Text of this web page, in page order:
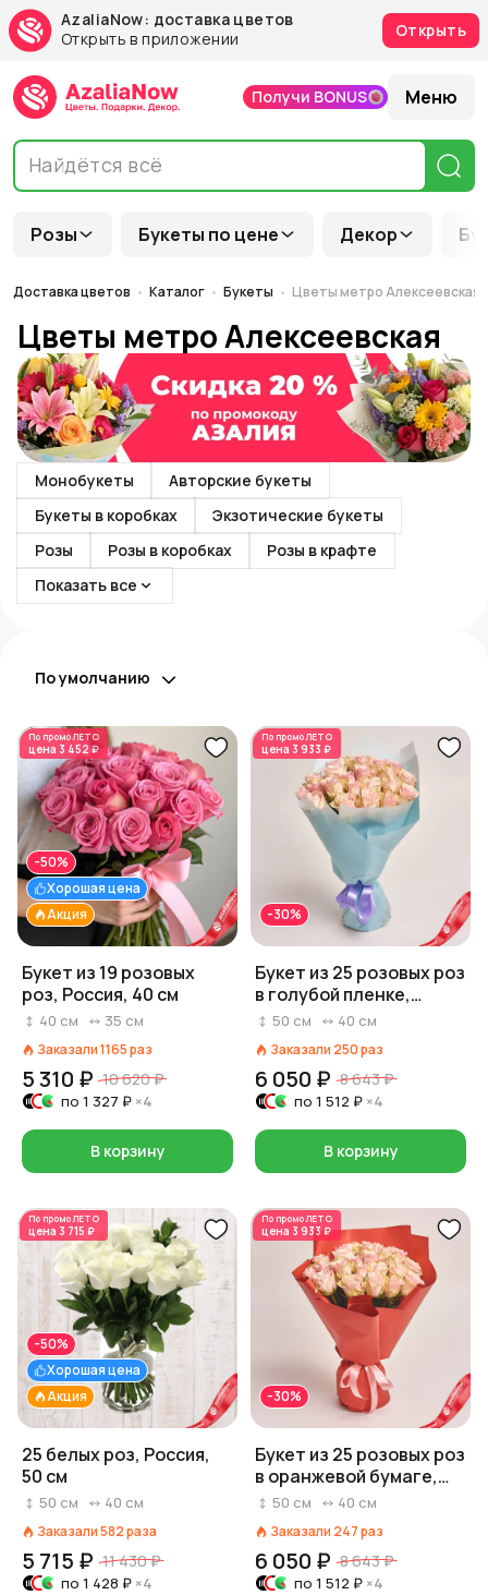
AzaliaNow: доставка цветов
Открыть в приложении
Открыть
Розы Букеты по цене Декор
Получи BONUS Меню
Доставка цветов Каталог Букеты Цветы метро Алексеевская
Цветы метро Алексеевская
Монобукеты
Авторские букеты
Букеты в коробках
Экзотические букеты
Розы
Розы в коробках
Розы в крафте
Показать все
По умолчанию
По промоЛЕТО
цена 3 452 ₽
Акция
Хорошая цена
-50%
Букет из 19 розовых
роз, Россия, 40 см
40 см 35 см
Заказали1165раз
5 310 ₽ 10 620 ₽
по 1 327 ₽ ×4
В корзину
По промоЛЕТО
цена 3 933 ₽
-30%
Букет из 25 розовых роз
в голубой пленке,
Россия, 50 см
50 см 40 см
Заказали 250раз
6 050 ₽ 8 643 ₽
по 1 512 ₽ ×4
В корзину
По промоЛЕТО
цена 3 715 ₽
Акция
Хорошая цена
-50%
25 белых роз, Россия,
50 см
50 см 40 см
Заказали582раза
5 715 ₽ 11 430 ₽
по 1 428 ₽ ×4
По промоЛЕТО
цена 3 933 ₽
-30%
Букет из 25 розовых роз
в оранжевой бумаге,
Россия, 50 см
50 см 40 см
Заказали 247раз
6 050 ₽ 8 643 ₽
по 1 512 ₽ ×4